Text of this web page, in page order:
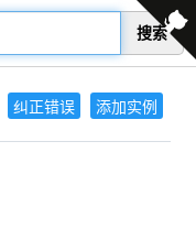
搜索
纠正错误 添加实例